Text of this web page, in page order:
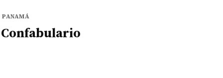
PANAMÁ
Confabulario